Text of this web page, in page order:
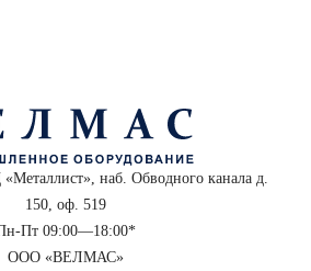
наб. Обводного канала д.
150, оф. 519
Пт 09:00—18:00*
ООО «ВЕЛМАС»